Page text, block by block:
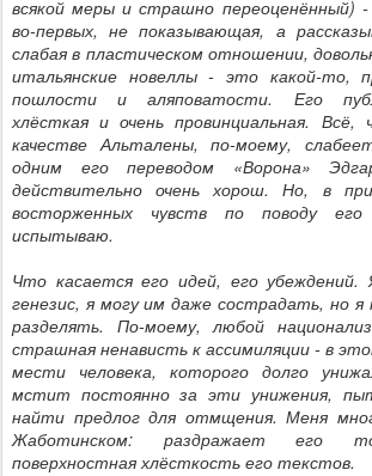
всякой меры и страшно переоценённый)
во-первых, не показывающая, а
слабая в пластическом отношении,
итальянские новеллы - это какой-то,
пошлости и аляповатости. Его
хлёсткая и очень провинциальная.
качестве Альталены, по-моему,
одним его переводом «Ворона»
действительно очень хорош. Но, в
восторженных чувств по поводу
испытываю.
Что касается его идей, его
генезис, я могу им даже сострадать, но я
разделять. По-моему, любой
страшная ненависть к ассимиляции - в
мести человека, которого долго
мстит постоянно за эти унижения,
найти предлог для отмщения. Меня
Жаботинском: раздражает его
поверхностная хлёсткость его текстов.